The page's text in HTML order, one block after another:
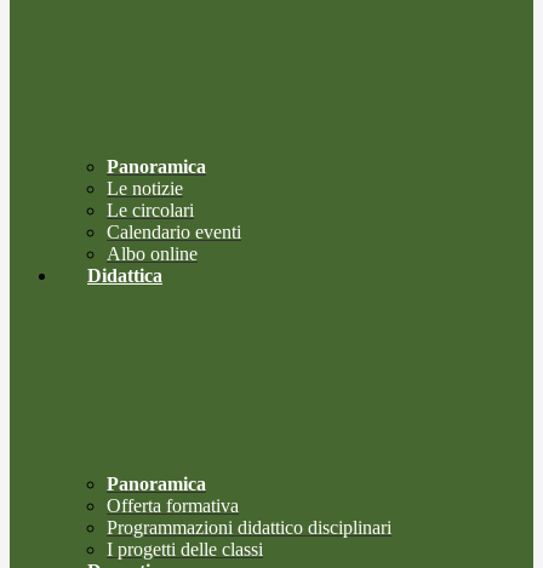
Panoramica
Le notizie
Le circolari
Calendario eventi
Albo online
Didattica
Panoramica
Offerta formativa
Programmazioni didattico disciplinari
I progetti delle classi